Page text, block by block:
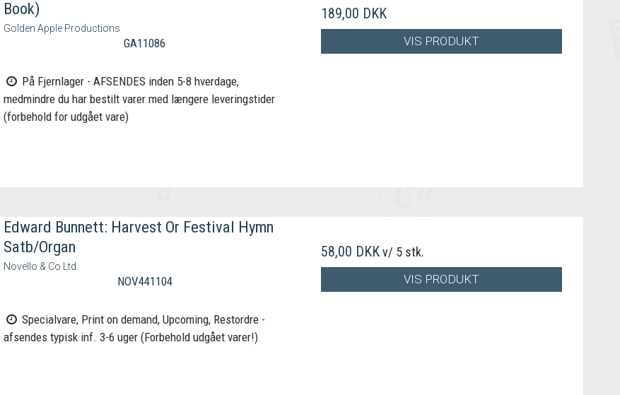
Book)
Golden Apple Productions
GA11086
På Fjernlager - AFSENDES inden 5-8 hverdage,
medmindre du har bestilt varer med længere leveringstider
(forbehold for udgået vare)
189,00 DKK
VIS PRODUKT
Edward Bunnett: Harvest Or Festival Hymn
Satb/Organ
Novello & Co Ltd.
NOV441104
Specialvare, Print on demand, Upcoming, Restordre -
afsendes typisk inf. 3-6 uger (Forbehold udgået varer!)
58,00 DKKv/ 5 stk.
VIS PRODUKT